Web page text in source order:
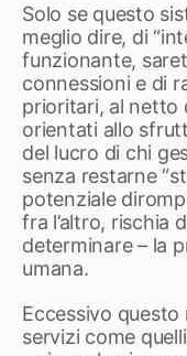
Solo se questo
meglio dire, di
funzionante,
connessioni e di
prioritari, al netto
orientati allo
del lucro di chi
senza restarne
potenziale
fra l’altro, rischia
determinare – la
umana.
Eccessivo questo
servizi come